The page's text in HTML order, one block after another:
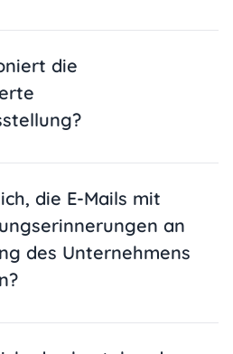
die
die E-Mails mit
an
des Unternehmens